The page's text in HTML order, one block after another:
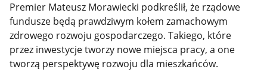
Premier Mateusz Morawiecki podkreślił, że rządowe
fundusze będą prawdziwym kołem zamachowym
zdrowego rozwoju gospodarczego. Takiego, które
przez inwestycje tworzy nowe miejsca pracy, a one
tworzą perspektywę rozwoju dla mieszkańców.